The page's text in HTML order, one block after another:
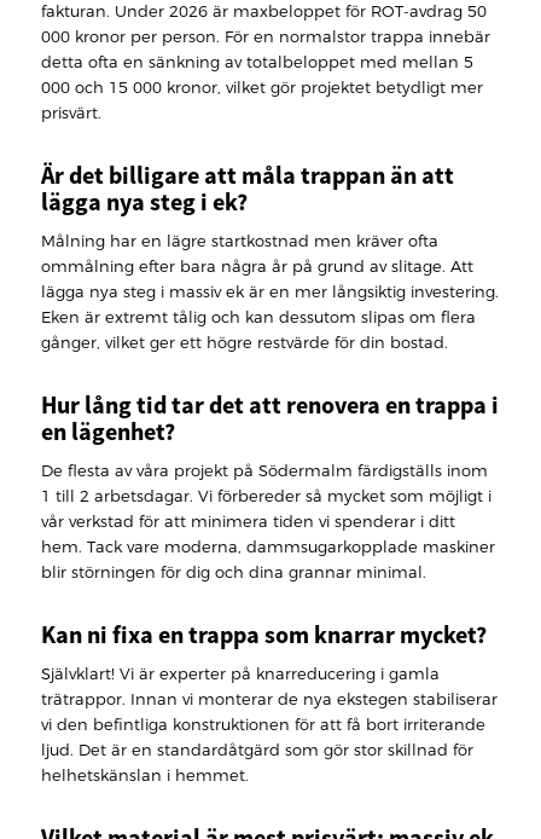
fakturan. Under 2026 är maxbeloppet för ROT-avdrag 50
000 kronor per person. För en normalstor trappa innebär
detta ofta en sänkning av totalbeloppet med mellan 5
000 och 15 000 kronor, vilket gör projektet betydligt mer
prisvärt.
Är det billigare att måla trappan än att
lägga nya steg i ek?
Målning har en lägre startkostnad men kräver ofta
ommålning efter bara några år på grund av slitage. Att
lägga nya steg i massiv ek är en mer långsiktig investering.
Eken är extremt tålig och kan dessutom slipas om flera
gånger, vilket ger ett högre restvärde för din bostad.
Hur lång tid tar det att renovera en trappa i
en lägenhet?
De flesta av våra projekt på Södermalm färdigställs inom
1 till 2 arbetsdagar. Vi förbereder så mycket som möjligt i
vår verkstad för att minimera tiden vi spenderar i ditt
hem. Tack vare moderna, dammsugarkopplade maskiner
blir störningen för dig och dina grannar minimal.
Kan ni fixa en trappa som knarrar mycket?
Självklart! Vi är experter på knarreducering i gamla
trätrappor. Innan vi monterar de nya ekstegen stabiliserar
vi den befintliga konstruktionen för att få bort irriterande
ljud. Det är en standardåtgärd som gör stor skillnad för
helhetskänslan i hemmet.